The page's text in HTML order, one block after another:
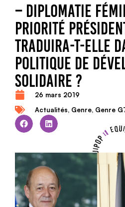
– DIPLOMATIE
PRIORITÉ
TRADUIRA-T-ELLE
POLITIQUE DE
SOLIDAIRE ?
26 mars 2019
Actualités, Genre, Genre